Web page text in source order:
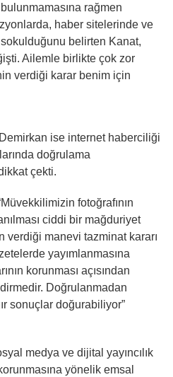
rağmen
haber sitelerinde ve
belirten Kanat,
Ailemle birlikte çok zor
verdiği karar benim için
ise internet haberciliği
doğrulama
çekti.
fotoğrafının
ciddi bir mağduriyet
verdiği manevi tazminat kararı
yayımlanmasına
korunması açısından
Doğrulanmadan
sonuçlar doğurabiliyor”
medya ve dijital yayıncılık
yönelik emsal